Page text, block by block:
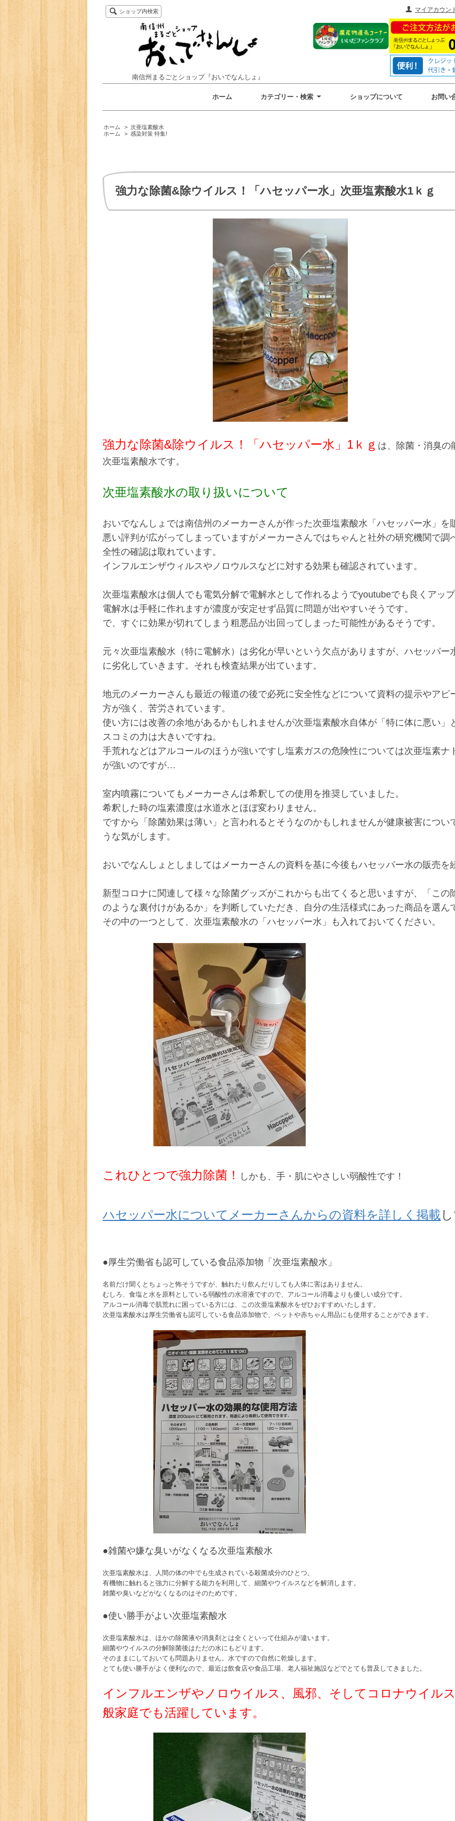
マイアカウン
ショップ内検索
南信州まるごとショップ『おいでなんしょ』
ホーム カテゴリー・検索 ショップについて お問い
ホーム > 次亜塩素酸水
ホーム
> 感染対策 特集!
強力な除菌&除ウイルス！「ハセッパー水」次亜塩素酸水1ｋｇ
強力な除菌&除ウイルス！「ハセッパー水」1ｋｇ は、除菌・消臭の
次亜塩素酸水です。
次亜塩素酸水の取り扱いについて
おいでなんしょでは南信州のメーカーさんが作った次亜塩素酸水「ハセッパー水」を
悪い評判が広がってしまっていますがメーカーさんではちゃんと社外の研究機関で調
全性の確認は取れています。
インフルエンザウィルスやノロウルスなどに対する効果も確認されています。
次亜塩素酸水は個人でも電気分解で電解水として作れるようでyoutubeでも良くアッ
電解水は手軽に作れますが濃度が安定せず品質に問題が出やすいそうです。
で、すぐに効果が切れてしまう粗悪品が出回ってしまった可能性があるそうです。
元々次亜塩素酸水（特に電解水）は劣化が早いという欠点がありますが、ハセッパー
に劣化していきます。それも検査結果が出ています。
地元のメーカーさんも最近の報道の後で必死に安全性などについて資料の提示やアピ
方が強く、苦労されています。
使い方には改善の余地があるかもしれませんが次亜塩素酸水自体が「特に体に悪い」
スコミの力は大きいですね。
手荒れなどはアルコールのほうが強いですし塩素ガスの危険性については次亜塩素ナ
が強いのですが…
室内噴霧についてもメーカーさんは希釈しての使用を推奨していました。
希釈した時の塩素濃度は水道水とほぼ変わりません。
ですから「除菌効果は薄い」と言われるとそうなのかもしれませんが健康被害につい
うな気がします。
おいでなんしょとしましてはメーカーさんの資料を基に今後もハセッパー水の販売を
新型コロナに関連して様々な除菌グッズがこれからも出てくると思いますが、「この
のような裏付けがあるか」を判断していただき、自分の生活様式にあった商品を選ん
その中の一つとして、次亜塩素酸水の「ハセッパー水」も入れておいてください。
これひとつで強力除菌！ しかも、手・肌にやさしい弱酸性です！
ハセッパー水についてメーカーさんからの資料を詳しく掲載
●厚生労働省も認可している食品添加物 「次亜塩素酸水」
名前だけ聞くとちょっと怖そうですが、触れたり飲んだりしても人体に害はありません。
むしろ、食塩と水を原料としている弱酸性の水溶液ですので、アルコール消毒よりも優しい成分です。
アルコール消毒で肌荒れに困っている方には、この次亜塩素酸水をぜひおすすめいたします。
次亜塩素酸水は厚生労働省も認可している食品添加物で、ペットや赤ちゃん用品にも使用することができます。
●雑菌や嫌な臭いがなくなる次亜塩素酸水
次亜塩素酸水は、人間の体の中でも生成されている殺菌成分のひとつ。
有機物に触れると強力に分解する能力を利用して、細菌やウイルスなどを解消します。
雑菌や臭いなどがなくなるのはそのためです。
●使い勝手がよい次亜塩素酸水
次亜塩素酸水は、ほかの除菌液や消臭剤とは全くといって仕組みが違います。
細菌やウイルスの分解除菌後はただの水にもどります。
そのままにしておいても問題ありません。水ですので自然に乾燥します。
とても使い勝手がよく便利なので、最近は飲食店や食品工場、老人福祉施設などでとても普及してきました。
インフルエンザやノロウイルス、風邪、そしてコロナウイル
般家庭でも活躍しています。